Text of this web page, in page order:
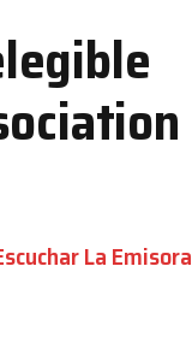
La Emisora